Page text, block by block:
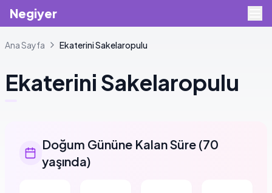
Negiyer
Ana Sayfa EkateriniSakelaropulu
Ekaterini Sakelaropulu
Doğum Gününe Kalan Süre(70
yaşında)